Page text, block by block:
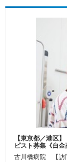
【東京都／港区
ピスト募集《白金
古川橋病院 【訪